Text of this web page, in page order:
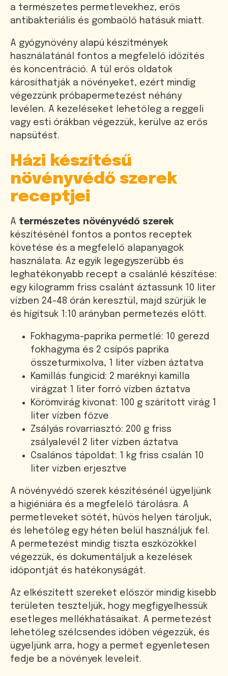
a természetes permetlevekhez, erős
antibakteriális és gombaölő hatásuk miatt.
A gyógynövény alapú készítmények
használatánál fontos a megfelelő időzítés
és koncentráció. A túl erős oldatok
károsíthatják a növényeket, ezért mindig
végezzünk próbapermetezést néhány
levélen. A kezeléseket lehetőleg a reggeli
vagy esti órákban végezzük, kerülve az erős
napsütést.
Házi készítésű
növényvédő szerek
receptjei
A természetes növényvédő szerek
készítésénél fontos a pontos receptek
követése és a megfelelő alapanyagok
használata. Az egyik legegyszerűbb és
leghatékonyabb recept a csalánlé készítése:
egy kilogramm friss csalánt áztassunk 10 liter
vízben 24-48 órán keresztül, majd szűrjük le
és hígítsuk 1:10 arányban permetezés előtt.
Fokhagyma-paprika permetlé: 10 gerezd
fokhagyma és 2 csípős paprika
összeturmixolva, 1 liter vízben áztatva
Kamillás fungicid: 2 maréknyi kamilla
virágzat 1 liter forró vízben áztatva
Körömvirág kivonat: 100 g szárított virág 1
liter vízben főzve
Zsályás rovarriasztó: 200 g friss
zsályalevél 2 liter vízben áztatva
Csalános tápoldat: 1 kg friss csalán 10
liter vízben erjesztve
A növényvédő szerek készítésénél ügyeljünk
a higiéniára és a megfelelő tárolásra. A
permetleveket sötét, hűvös helyen tároljuk,
és lehetőleg egy héten belül használjuk fel.
A permetezést mindig tiszta eszközökkel
végezzük, és dokumentáljuk a kezelések
időpontját és hatékonyságát.
Az elkészített szereket először mindig kisebb
területen teszteljük, hogy megfigyelhessük
esetleges mellékhatásaikat. A permetezést
lehetőleg szélcsendes időben végezzük, és
ügyeljünk arra, hogy a permet egyenletesen
fedje be a növények leveleit.